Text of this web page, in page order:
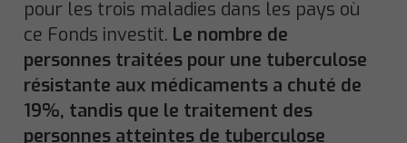
pour les trois maladies dans les pays où
ce Fonds investit. Le nombre de
personnes traitées pour une tuberculose
résistante aux médicaments a chuté de
19%, tandis que le traitement des
personnes atteintes de tuberculose